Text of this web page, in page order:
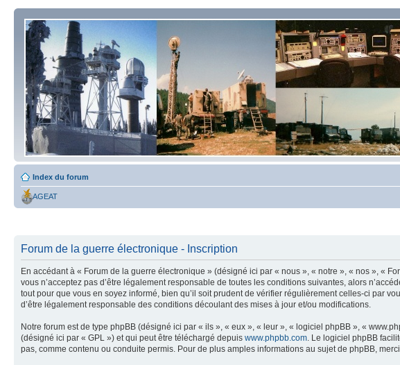
Index du forum
AGEAT
Forum de la guerre électronique - Inscription
En accédant à « Forum de la guerre électronique » (désigné ici par « nous », « notre », « nos », «
vous n’acceptez pas d’être légalement responsable de toutes les conditions suivantes, alors
tout pour que vous en soyez informé, bien qu’il soit prudent de vérifier régulièrement celles-ci par
d’être légalement responsable des conditions découlant des mises à jour et/ou modifications.
Notre forum est de type phpBB (désigné ici par « ils », « eux », « leur », « logiciel phpBB », «
(désigné ici par « GPL ») et qui peut être téléchargé depuis www.phpbb.com . Le logiciel phpBB
pas, comme contenu ou conduite permis. Pour de plus amples informations au sujet de phpBB,